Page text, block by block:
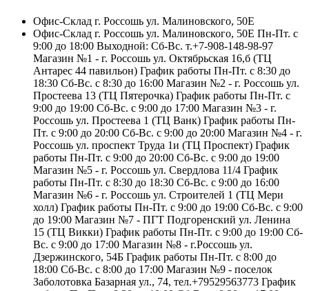
Офис-Склад г. Россошь ул. Малиновского, 50Е
Офис-Склад г. Россошь ул. Малиновского, 50Е Пн-Пт. с
9:00 до 18:00 Выходной: Сб-Вс. т.+7-908-148-98-97
Магазин №1 - г. Россошь ул. Октябрьская 16,б (ТЦ
Антарес 44 павильон) График работы Пн-Пт. с 8:30 до
18:30 Сб-Вс. с 8:30 до 16:00 Магазин №2 - г. Россошь ул.
Простеева 13 (ТЦ Пятерочка) График работы Пн-Пт. с
9:00 до 19:00 Сб-Вс. с 9:00 до 17:00 Магазин №3 - г.
Россошь ул. Простеева 1 (ТЦ Ванк) График работы Пн-
Пт. с 9:00 до 20:00 Сб-Вс. с 9:00 до 20:00 Магазин №4 - г.
Россошь ул. проспект Труда 1и (ТЦ Проспект) График
работы Пн-Пт. с 9:00 до 20:00 Сб-Вс. с 9:00 до 19:00
Магазин №5 - г. Россошь ул. Свердлова 11/4 График
работы Пн-Пт. с 8:30 до 18:30 Сб-Вс. с 9:00 до 16:00
Магазин №6 - г. Россошь ул. Строителей 1 (ТЦ Мери
холл) График работы Пн-Пт. с 9:00 до 19:00 Сб-Вс. с 9:00
до 19:00 Магазин №7 - ПГТ Подгоренский ул. Ленина
15 (ТЦ Викки) График работы Пн-Пт. с 9:00 до 19:00 Сб-
Вс. с 9:00 до 17:00 Магазин №8 - г.Россошь ул.
Дзержинского, 54Б График работы Пн-Пт. с 8:00 до
18:00 Сб-Вс. с 8:00 до 17:00 Магазин №9 - поселок
Заболотовка Базарная ул., 74, тел.+79529563773 График